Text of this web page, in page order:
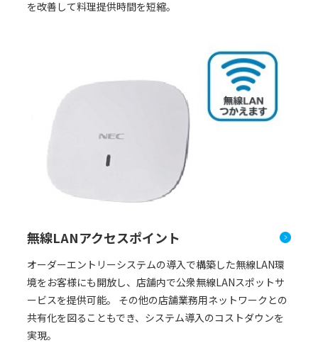
を改善して料理提供時間を短縮。
無線LANアクセスポイント
オーダーエントリーシステムの導入で構築した無線LAN環
境をお客様にも開放し、店舗内で公衆無線LANスポットサ
ービスを提供可能。 その他の店舗業務用ネットワークとの
共有化を図ることもでき、システム導入のコストダウンを
実現。